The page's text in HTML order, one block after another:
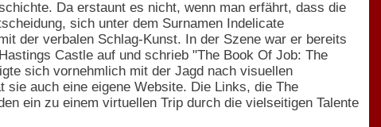
Da erstaunt es nicht, wenn man erfährt, dass die
sich unter dem Surnamen Indelicate
der verbalen Schlag-Kunst. In der Szene war er bereits
Castle auf und schrieb "The Book Of Job: The
sich vornehmlich mit der Jagd nach visuellen
sie auch eine eigene Website. Die Links, die The
ein zu einem virtuellen Trip durch die vielseitigen Talente